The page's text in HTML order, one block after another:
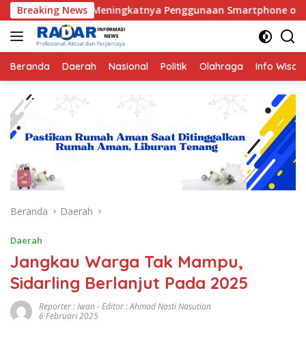
Langsung
ke
konten
Breaking News
Meningkatnya Penggunaan Smartphone oleh Anak
Beranda Daerah Nasional Politik Olahraga Info
Beranda Daerah
Daerah
Jangkau Warga Tak Mampu,
Sidarling Berlanjut Pada 2025
Reporter : Iwan - Editor : Ahmad Nasti Nasution
6 Februari 2025